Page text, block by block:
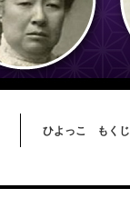
ひよっこ もくじ